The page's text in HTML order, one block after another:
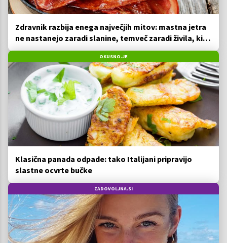
Zdravnik razbija enega največjih mitov: mastna jetra
ne nastanejo zaradi slanine, temveč zaradi živila, ki
ga imamo vsi radi
OKUSNO.JE
Klasična panada odpade: tako Italijani pripravijo
slastne ocvrte bučke
ZADOVOLJNA.SI